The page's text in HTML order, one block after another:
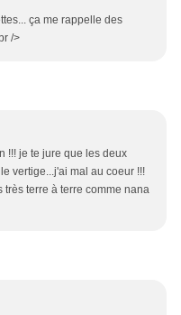
ça me rappelle des
/>
!!! je te jure que les deux
vertige...j'ai mal au coeur !!!
très terre à terre comme nana